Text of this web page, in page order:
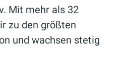
Mit mehr als 32
zu den größten
und wachsen stetig